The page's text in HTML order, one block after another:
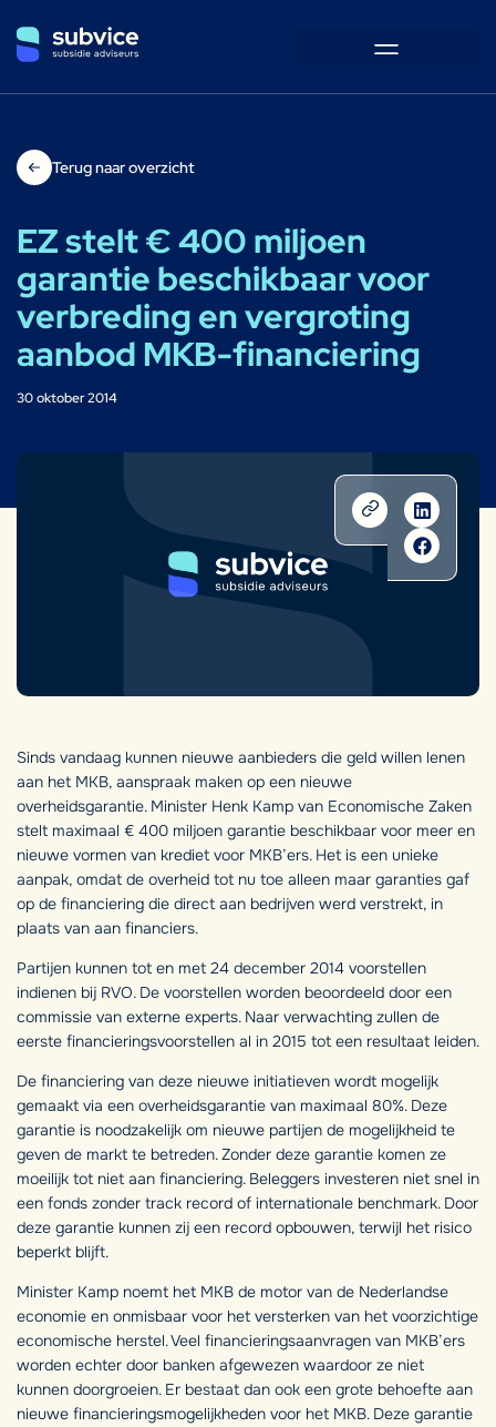
Terug naar overzicht
EZ stelt € 400 miljoen
garantie beschikbaar voor
verbreding en vergroting
aanbod MKB-financiering
30 oktober 2014
Sinds vandaag kunnen nieuwe aanbieders die geld willen lenen
aan het MKB, aanspraak maken op een nieuwe
overheidsgarantie. Minister Henk Kamp van Economische Zaken
stelt maximaal € 400 miljoen garantie beschikbaar voor meer en
nieuwe vormen van krediet voor MKB’ers. Het is een unieke
aanpak, omdat de overheid tot nu toe alleen maar garanties gaf
op de financiering die direct aan bedrijven werd verstrekt, in
plaats van aan financiers.
Partijen kunnen tot en met 24 december 2014 voorstellen
indienen bij RVO. De voorstellen worden beoordeeld door een
commissie van externe experts. Naar verwachting zullen de
eerste financieringsvoorstellen al in 2015 tot een resultaat leiden.
De financiering van deze nieuwe initiatieven wordt mogelijk
gemaakt via een overheidsgarantie van maximaal 80%. Deze
garantie is noodzakelijk om nieuwe partijen de mogelijkheid te
geven de markt te betreden. Zonder deze garantie komen ze
moeilijk tot niet aan financiering. Beleggers investeren niet snel in
een fonds zonder track record of internationale benchmark. Door
deze garantie kunnen zij een record opbouwen, terwijl het risico
beperkt blijft.
Minister Kamp noemt het MKB de motor van de Nederlandse
economie en onmisbaar voor het versterken van het voorzichtige
economische herstel. Veel financieringsaanvragen van MKB’ers
worden echter door banken afgewezen waardoor ze niet
kunnen doorgroeien. Er bestaat dan ook een grote behoefte aan
nieuwe financieringsmogelijkheden voor het MKB. Deze garantie